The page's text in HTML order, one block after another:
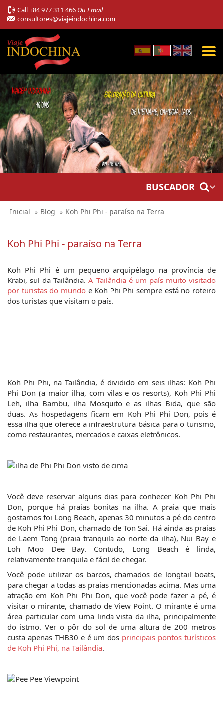
Call+84 977 311 466 Ou Email
consultores@viajeindochina.com
BUSCADOR
Inicial Blog Koh Phi Phi - paraíso na Terra
Koh Phi Phi - paraíso na Terra
Koh Phi Phi é um pequeno arquipélago na província de
Krabi, sul da Tailândia. A Tailândia é um país muito visitado
por turistas do mundo e Koh Phi Phi sempre está no roteiro
dos turistas que visitam o país.
Koh Phi Phi, na Tailândia, é dividido em seis ilhas: Koh Phi
Phi Don (a maior ilha, com vilas e os resorts), Koh Phi Phi
Leh, ilha Bambu, ilha Mosquito e as ilhas Bida, que são
duas. As hospedagens ficam em Koh Phi Phi Don, pois é
essa ilha que oferece a infraestrutura básica para o turismo,
como restaurantes, mercados e caixas eletrônicos.
Você deve reservar alguns dias para conhecer Koh Phi Phi
Don, porque há praias bonitas na ilha. A praia que mais
gostamos foi Long Beach, apenas 30 minutos a pé do centro
de Koh Phi Phi Don, chamado de Ton Sai. Há ainda as praias
de Laem Tong (praia tranquila ao norte da ilha), Nui Bay e
Loh Moo Dee Bay. Contudo, Long Beach é linda,
relativamente tranquila e fácil de chegar.
Você pode utilizar os barcos, chamados de longtail boats,
para chegar a todas as praias mencionadas acima. Mas uma
atração em Koh Phi Phi Don, que você pode fazer a pé, é
visitar o mirante, chamado de View Point. O mirante é uma
área particular com uma linda vista da ilha, principalmente
do istmo. Ver o pôr do sol de uma altura de 200 metros
custa apenas THB30 e é um dos principais pontos turísticos
de Koh Phi Phi, na Tailândia.